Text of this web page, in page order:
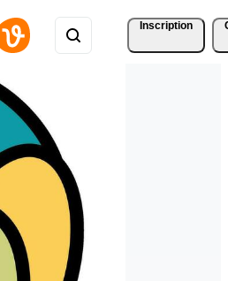
Inscription